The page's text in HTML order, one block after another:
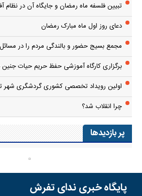
تبیین فلسفه ماه رمضان و جایگاه آن در نظام
دعای روز اول ماه مبارک رمضان
مجمع بسیج حضور و بالندگی مردم را در
برگزاری کارگاه آموزشی حفظ حریم حیات
اولین رویداد تخصصی کشوری گردشگری شهر
چرا انقلاب شد؟
پر بازدیدها
پایگاه خبری ندای تفرش